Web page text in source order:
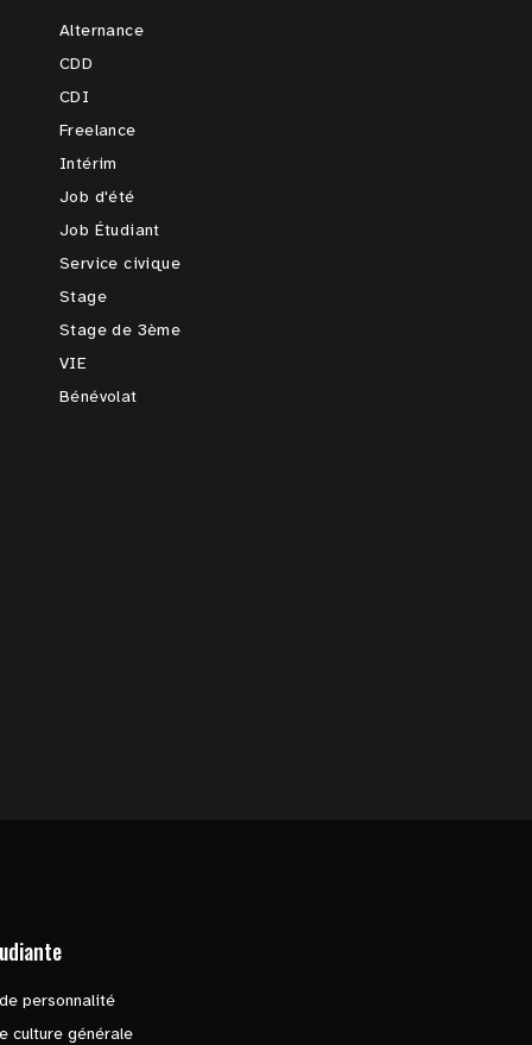
Alternance
CDD
CDI
Freelance
Intérim
Job d'été
Job Étudiant
Service civique
Stage
Stage de 3ème
VIE
Bénévolat
personnalité
culture générale